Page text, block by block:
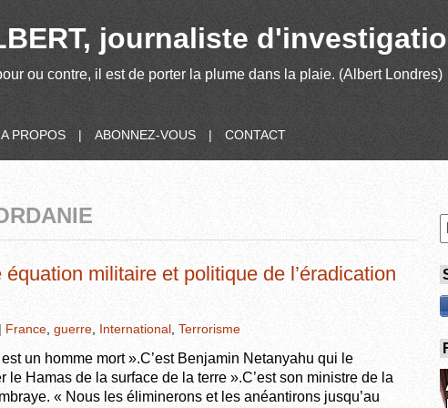
journaliste
ou contre, il est de porter la plume dans la plaie. (Albert Londres)
A PROPOS | ABONNEZ-VOUS | CONTACT
équation militaire et politique de l’éradication
France guerre International Terrorisme
un homme mort ».C’est Benjamin Netanyahu qui le
le Hamas de la surface de la terre ».C’est son ministre de la
« Nous les éliminerons et les anéantirons jusqu’au